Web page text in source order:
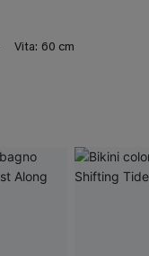
Vita: 60 cm